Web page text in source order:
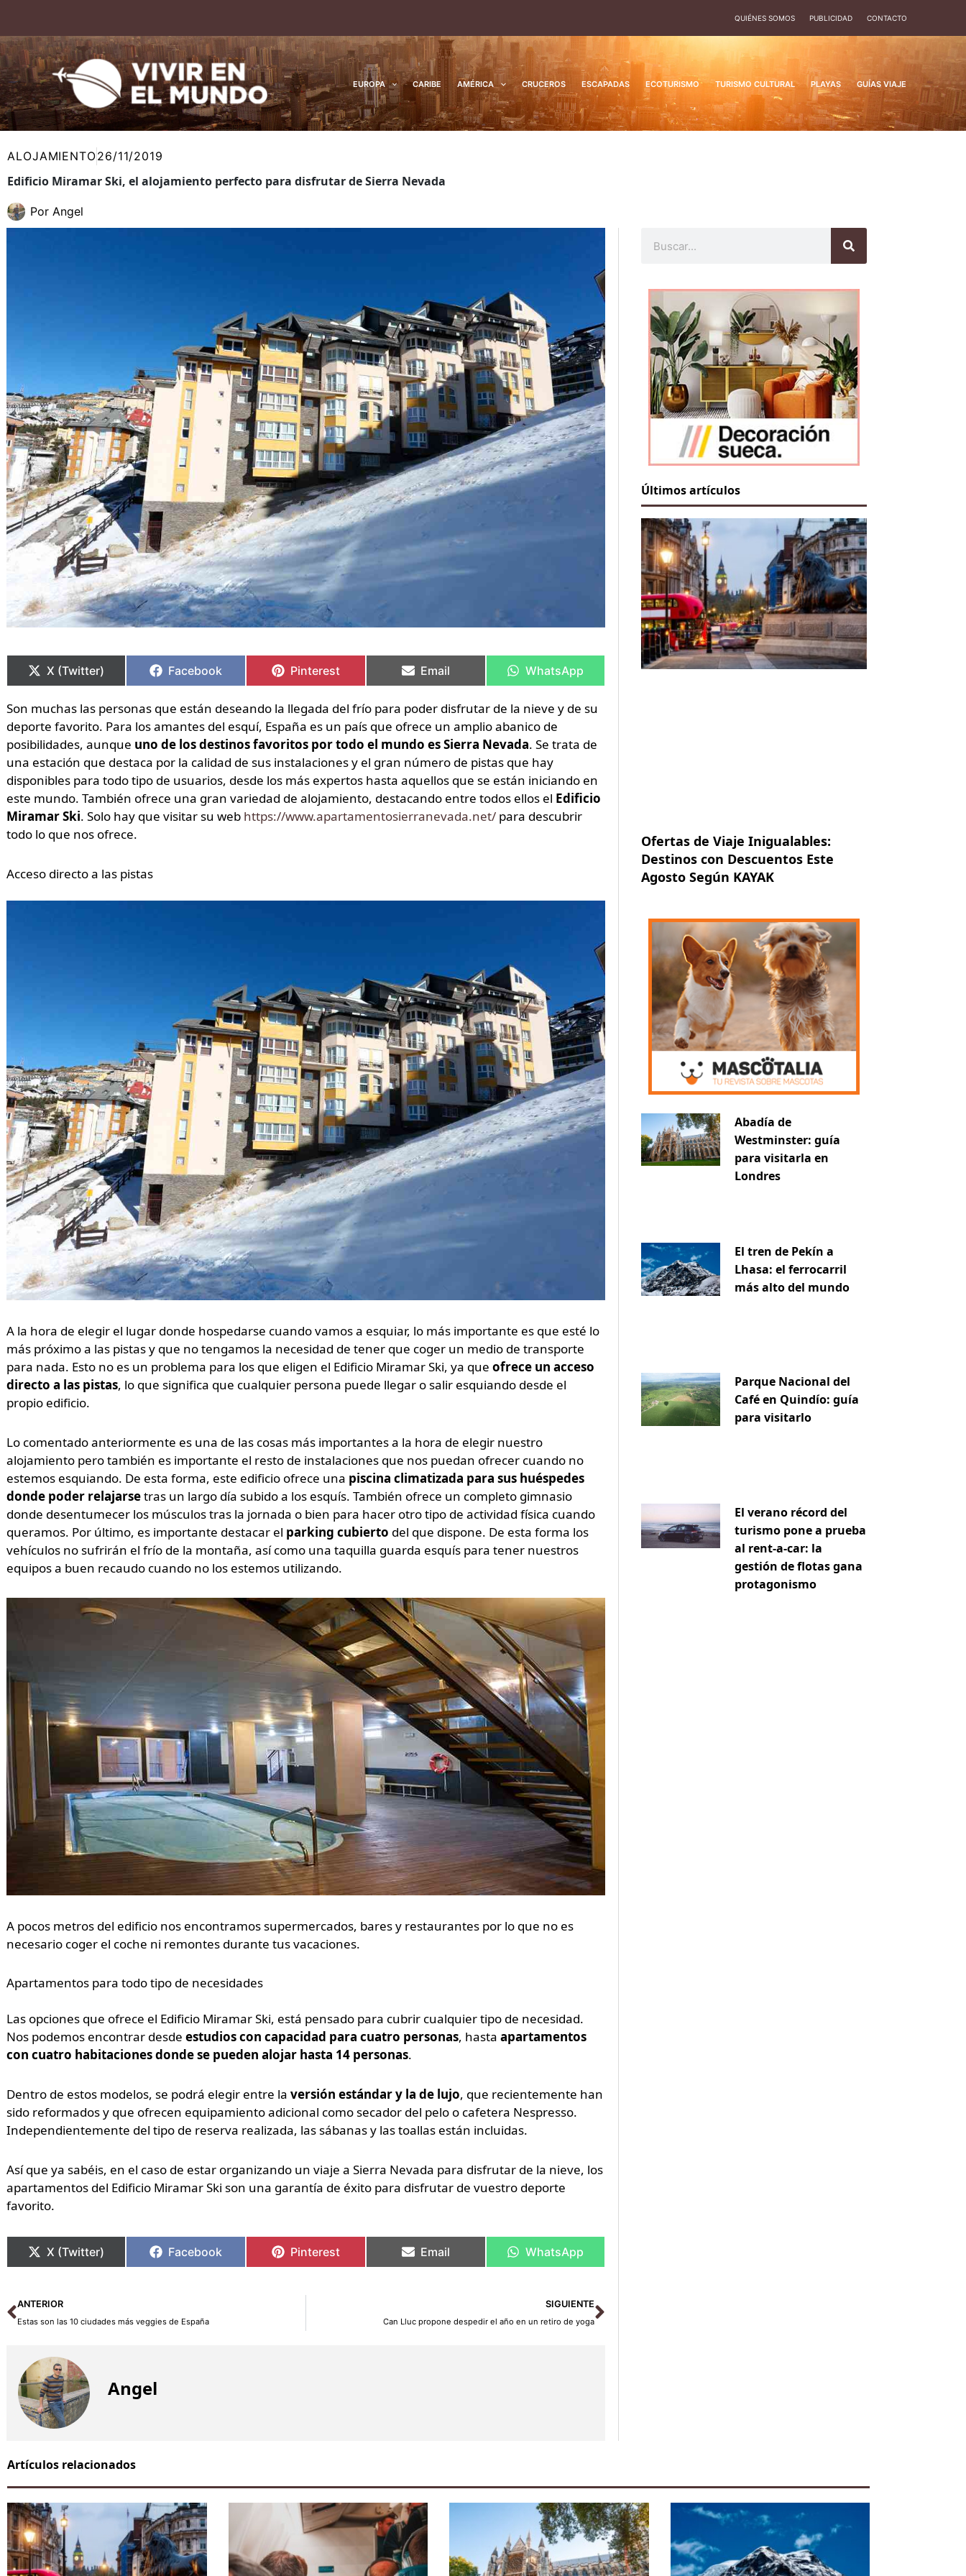
contenido
QUIÉNES SOMOS PUBLICIDAD CONTACTO
EUROPA CARIBE AMÉRICA CRUCEROS ESCAPADAS ECOTURISMO TURISMO CULTURAL PLAYAS GUÍAS VIAJE
ALOJAMIENTO26/11/2019
Edificio Miramar Ski, el alojamiento perfecto para disfrutar de Sierra Nevada
Por Angel
en
X (Twitter)
en
Facebook
en
Pinterest
en
Email
en
WhatsApp
Son muchas las personas que están deseando la llegada del frío para poder disfrutar de la nieve y de su
deporte favorito. Para los amantes del esquí, España es un país que ofrece un amplio abanico de
posibilidades, aunque uno de los destinos favoritos por todo el mundo es Sierra Nevada. Se trata de
una estación que destaca por la calidad de sus instalaciones y el gran número de pistas que hay
disponibles para todo tipo de usuarios, desde los más expertos hasta aquellos que se están iniciando en
este mundo. También ofrece una gran variedad de alojamiento, destacando entre todos ellos el Edificio
Miramar Ski. Solo hay que visitar su web https://www.apartamentosierranevada.net/para descubrir
todo lo que nos ofrece.
Acceso directo a las pistas
A la hora de elegir el lugar donde hospedarse cuando vamos a esquiar, lo más importante es que esté lo
más próximo a las pistas y que no tengamos la necesidad de tener que coger un medio de transporte
para nada. Esto no es un problema para los que eligen el Edificio Miramar Ski, ya que ofrece un acceso
directo a las pistas, lo que significa que cualquier persona puede llegar o salir esquiando desde el
propio edificio.
Lo comentado anteriormente es una de las cosas más importantes a la hora de elegir nuestro
alojamiento pero también es importante el resto de instalaciones que nos puedan ofrecer cuando no
estemos esquiando. De esta forma, este edificio ofrece una piscina climatizada para sus huéspedes
donde poder relajarsetras un largo día subido a los esquís. También ofrece un completo gimnasio
donde desentumecer los músculos tras la jornada o bien para hacer otro tipo de actividad física cuando
queramos. Por último, es importante destacar el parking cubierto del que dispone. De esta forma los
vehículos no sufrirán el frío de la montaña, así como una taquilla guarda esquís para tener nuestros
equipos a buen recaudo cuando no los estemos utilizando.
A pocos metros del edificio nos encontramos supermercados, bares y restaurantes por lo que no es
necesario coger el coche ni remontes durante tus vacaciones.
Apartamentos para todo tipo de necesidades
Las opciones que ofrece el Edificio Miramar Ski, está pensado para cubrir cualquier tipo de necesidad.
Nos podemos encontrar desde estudios con capacidad para cuatro personas, hasta apartamentos
con cuatro habitaciones donde se pueden alojar hasta 14 personas.
Dentro de estos modelos, se podrá elegir entre la versión estándar y la de lujo, que recientemente han
sido reformados y que ofrecen equipamiento adicional como secador del pelo o cafetera Nespresso.
Independientemente del tipo de reserva realizada, las sábanas y las toallas están incluidas.
Así que ya sabéis, en el caso de estar organizando un viaje a Sierra Nevada para disfrutar de la nieve, los
apartamentos del Edificio Miramar Ski son una garantía de éxito para disfrutar de vuestro deporte
favorito.
en
X (Twitter)
en
Facebook
en
Pinterest
en
Email
en
WhatsApp
Ant
ANTERIOR
Estas son las 10 ciudades más veggies de España
SIGUIENTE
Can Lluc propone despedir el año en un retiro de yoga
Siguiente
Angel
Últimos artículos
Ofertas de Viaje Inigualables:
Destinos con Descuentos Este
Agosto Según KAYAK
Abadía de
Westminster: guía
para visitarla en
Londres
El tren de Pekín a
Lhasa: el ferrocarril
más alto del mundo
Parque Nacional del
Café en Quindío: guía
para visitarlo
El verano récord del
turismo pone a prueba
al rent-a-car: la
gestión de flotas gana
protagonismo
Artículos relacionados